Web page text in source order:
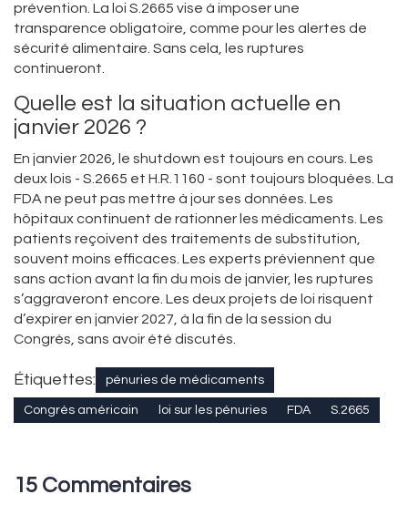
prévention. La loi S.2665 vise à imposer une
transparence obligatoire, comme pour les alertes de
sécurité alimentaire. Sans cela, les ruptures
continueront.
Quelle est la situation actuelle en
janvier 2026 ?
En janvier 2026, le shutdown est toujours en cours. Les
deux lois - S.2665 et H.R.1160 - sont toujours bloquées. La
FDA ne peut pas mettre à jour ses données. Les
hôpitaux continuent de rationner les médicaments. Les
patients reçoivent des traitements de substitution,
souvent moins efficaces. Les experts préviennent que
sans action avant la fin du mois de janvier, les ruptures
s’aggraveront encore. Les deux projets de loi risquent
d’expirer en janvier 2027, à la fin de la session du
Congrès, sans avoir été discutés.
Étiquettes: pénuries de médicaments
Congrès américain loi sur les pénuries FDA S.2665
15 Commentaires